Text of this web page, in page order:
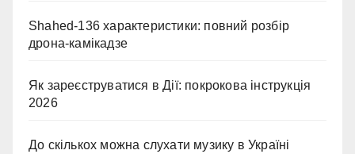
Shahed-136 характеристики: повний розбір
дрона-камікадзе
Як зареєструватися в Дії: покрокова інструкція
2026
До скількох можна слухати музику в Україні